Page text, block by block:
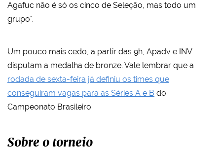
Agafuc não é só os cinco de Seleção, mas todo um
grupo".
Um pouco mais cedo, a partir das 9h, Apadv e INV
disputam a medalha de bronze. Vale lembrar que a
rodada de sexta-feira já definiu os times que
conseguiram vagas para as Séries A e B do
Campeonato Brasileiro.
Sobre o torneio